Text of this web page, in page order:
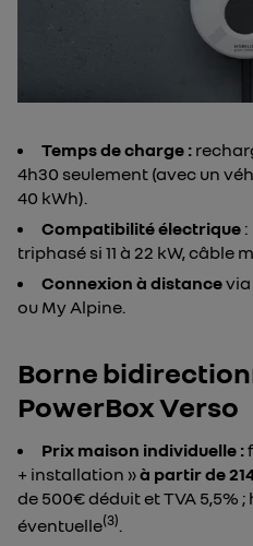
Temps de charge :
4h30 seulement (avec un
40 kWh).
Compatibilité électrique
triphasé si 11 à 22 kW, câble
Connexion à distancevia
ou My Alpine.
Borne
PowerBox Verso
Prix maison individuelle :
+ installation »à partir de
de 500€ déduit et TVA 5,5%
éventuelle(3).